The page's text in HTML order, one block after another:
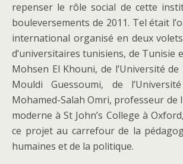
repenser le rôle social de cette
bouleversements de 2011. Tel était
international organisé en deux
d’universitaires tunisiens, de Tunisie
Mohsen El Khouni, de l’Université
Mouldi Guessoumi, de
Mohamed-Salah Omri, professeur
moderne à St John’s College à
ce projet au carrefour de la
humaines et de la politique.